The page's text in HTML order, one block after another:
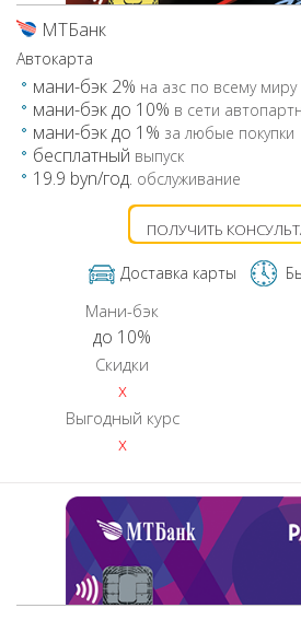
МТБанк
Автокарта
мани-бэк 2% на азс по всему миру
мани-бэк до 10% в сети
мани-бэк до 1% за любые покупки
бесплатный выпуск
19.9 byn/год. обслуживание
ПОЛУЧИТЬ
Доставка карты
Мани-бэк
до 10%
Скидки
x
Выгодный курс
x